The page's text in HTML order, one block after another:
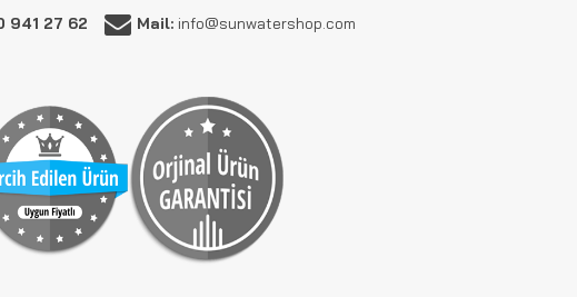
941 27 62 Mail: info@sunwatershop.com